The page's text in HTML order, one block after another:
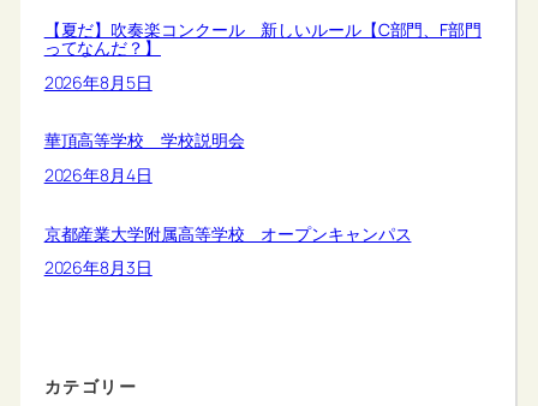
【夏だ】吹奏楽コンクール 新しいルール【C部門、F部門
ってなんだ？】
2026年8月5日
華頂高等学校 学校説明会
2026年8月4日
京都産業大学附属高等学校 オープンキャンパス
2026年8月3日
カテゴリー